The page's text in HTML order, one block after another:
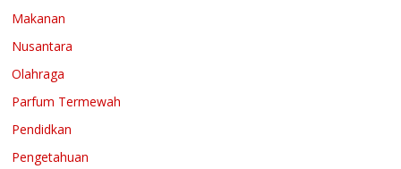
Makanan
Nusantara
Olahraga
Parfum Termewah
Pendidkan
Pengetahuan